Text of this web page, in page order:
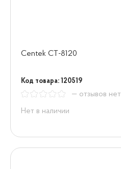
Centek СТ-8120
Код товара: 120519
— отзывов нет
Нет в наличии